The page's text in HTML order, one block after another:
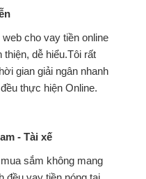
Cảnh
cần tiền gấp nên định cầm cố
wave nhưng thật may đã có
bằng CMND online không
mặt nên rất tiện lợi, sẽ giới
Lực - Tạp hóa
doanh buôn bán nhỏ lẻ
cần vốn nhập hàng, nhờ biết